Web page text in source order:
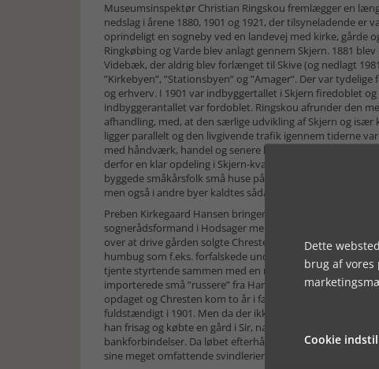
Museumsinspektør Christian Ringskou fremlægger en
nedslag i årene 1880, 1901 og 1921, der tilsyneladende
oprindeligt en sogneby ved en landevej med kirke,
Ringkøbing og Varde blev anlagt gennem Skjern. 1881
Videbæk, der aldrig blev forlænget til Skive (og nedlagt
”Kirkebyen”, ”Stationsbyen” og ”Amager”. Der var
og erhverv. I 1901 var indbyggertallet i Skjern firedoblet
indbyggerantallet var fordoblet. Ringskou afrunder den
afhandling, med, at den særlige udvikling af Skjern og
ligger parallelt og den livgivende trafik igennem tiderne
med håndværk, handel og senere bagvedliggende
derfor en klar opdeling i Skjern-kvarteret foran (øst) for
byggede småkårsfolk små huse på store matrikler med
men også i andre byer kaldtes sådanne kvarterer for
Preben Kirkegaard Hansen bringer historien om
sognerådsformand i Hodsager mellem Holstebro og
over at drive gården solgte Chresten kreaturer til
humbug som f.eks. forfalskede underskrifter på veksler
tjente styrtende sammen med en medsammensvoren.
importerede små ”russere” fra Hamborg til de mindre
opdaget og Chresten kom to år i fængslet i Vridsløselille.
fuldstændigt i 1901. Men da der ikke kunne findes bevis
han frisag og købte en gård i Sir, nær Holstebro. Her
bankforbindelser. Da løbet efterhånden var kørt, begik
sine meget omfattende svindlerier til herredsfogeden.
Dette
brug af
Cookie